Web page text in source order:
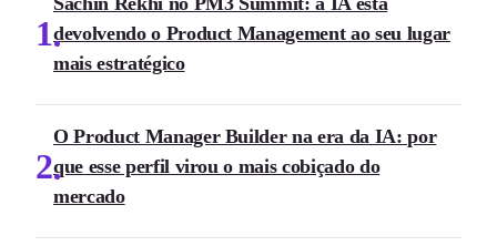
1devolvendo o Product Management ao seu lugar
mais estratégico
2
O Product Manager Builder na era da IA: por
que esse perfil virou o mais cobiçado do
mercado